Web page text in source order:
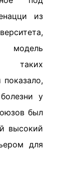
из
модель
таких
показало,
у
был
высокий
для